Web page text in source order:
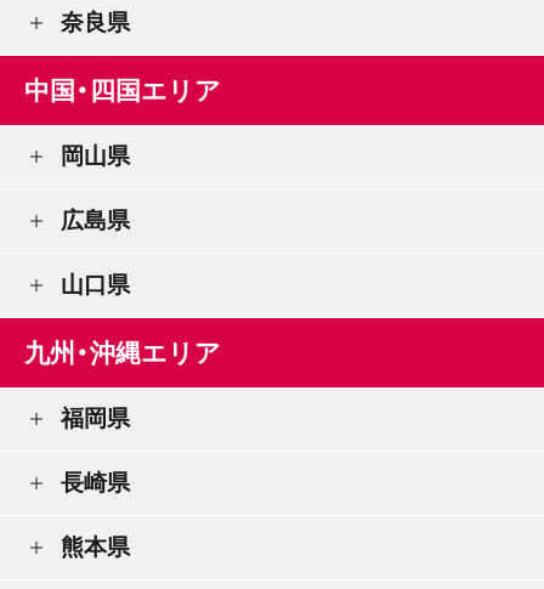
奈良県
中国・四国エリア
岡山県
広島県
山口県
九州・沖縄エリア
福岡県
長崎県
熊本県